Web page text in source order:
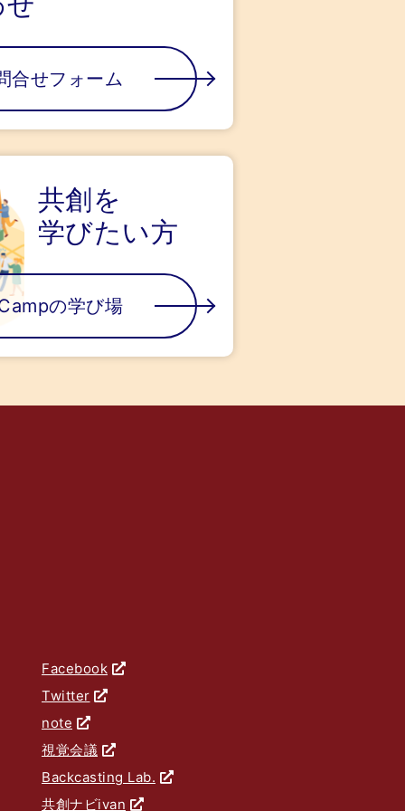
合せフォーム
共創を
学びたい方
の学び場
Facebook
Twitter
note
視覚会議
Backcasting Lab.
共創ナビivan